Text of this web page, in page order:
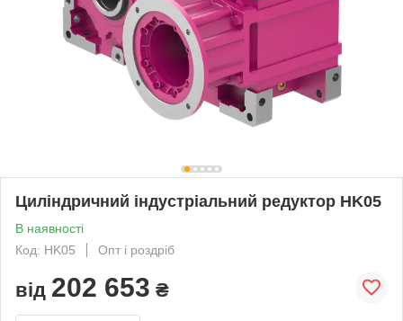
Циліндричний індустріальний редуктор HK05
В наявності
Код: HK05
Опт і роздріб
від 202 653 ₴